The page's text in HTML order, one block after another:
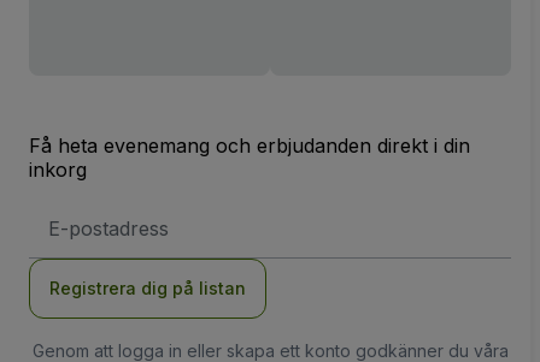
Få heta evenemang och erbjudanden direkt i din
inkorg
postadress
Registrera dig på listan
Genom att logga in eller skapa ett konto godkänner du våra